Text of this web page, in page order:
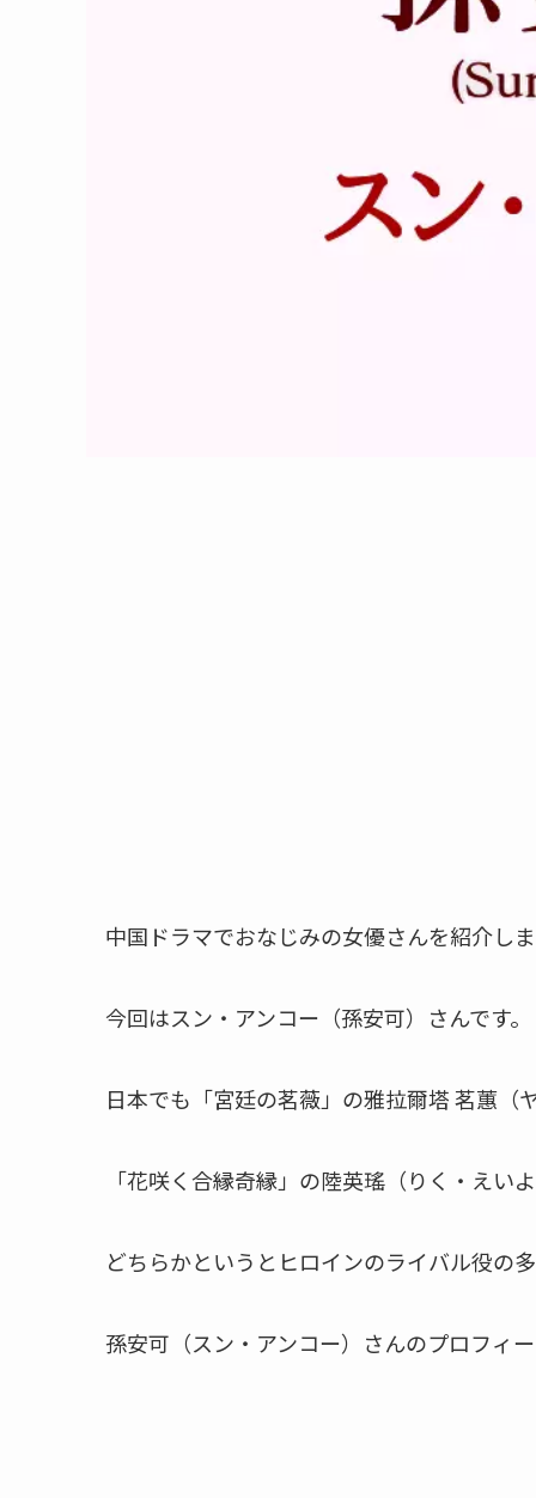
中国ドラマでおなじみの女優さんを紹介し
今回はスン・アンコー（孫安可）さんです。
日本でも「宮廷の茗薇」の雅拉爾塔 茗蕙（
「花咲く合縁奇縁」の陸英瑤（りく・え
どちらかというとヒロインのライバル役の
孫安可（スン・アンコー）さんのプロフィ